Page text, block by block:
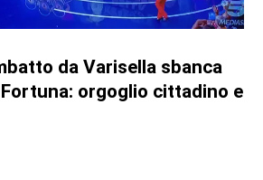
da Varisella sbanca
Fortuna: orgoglio cittadino e